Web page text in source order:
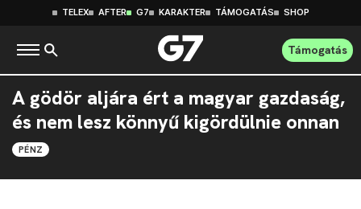
TELEX AFTER G7 KARAKTER TÁMOGATÁS SHOP
Támogatás
A gödör aljára ért a magyar gazdaság,
és nem lesz könnyű kigördülnie onnan
PÉNZ